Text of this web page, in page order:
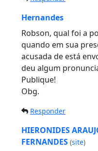
Hernandes
Robson, qual foi a
quando em sua
acusada de está
deu algum
Publique!
Obg.
Responder
HIERONIDES
FERNANDES (site)